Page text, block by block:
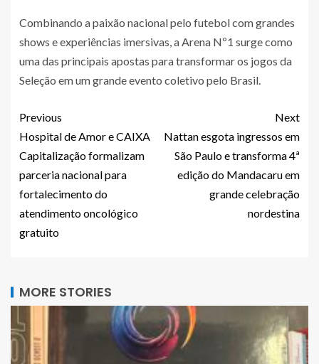
Combinando a paixão nacional pelo futebol com grandes
shows e experiências imersivas, a Arena Nº1 surge como
uma das principais apostas para transformar os jogos da
Seleção em um grande evento coletivo pelo Brasil.
Previous
Hospital de Amor e CAIXA
Capitalização formalizam
parceria nacional para
fortalecimento do
atendimento oncológico
gratuito
Next
Nattan esgota ingressos em
São Paulo e transforma 4ª
edição do Mandacaru em
grande celebração
nordestina
MORE STORIES